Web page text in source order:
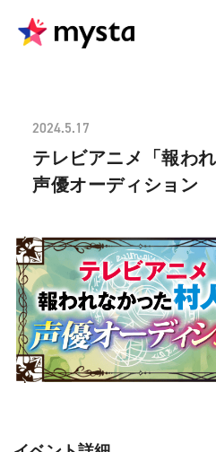
2024.5.17
テレビアニメ「報わ
声優オーディション